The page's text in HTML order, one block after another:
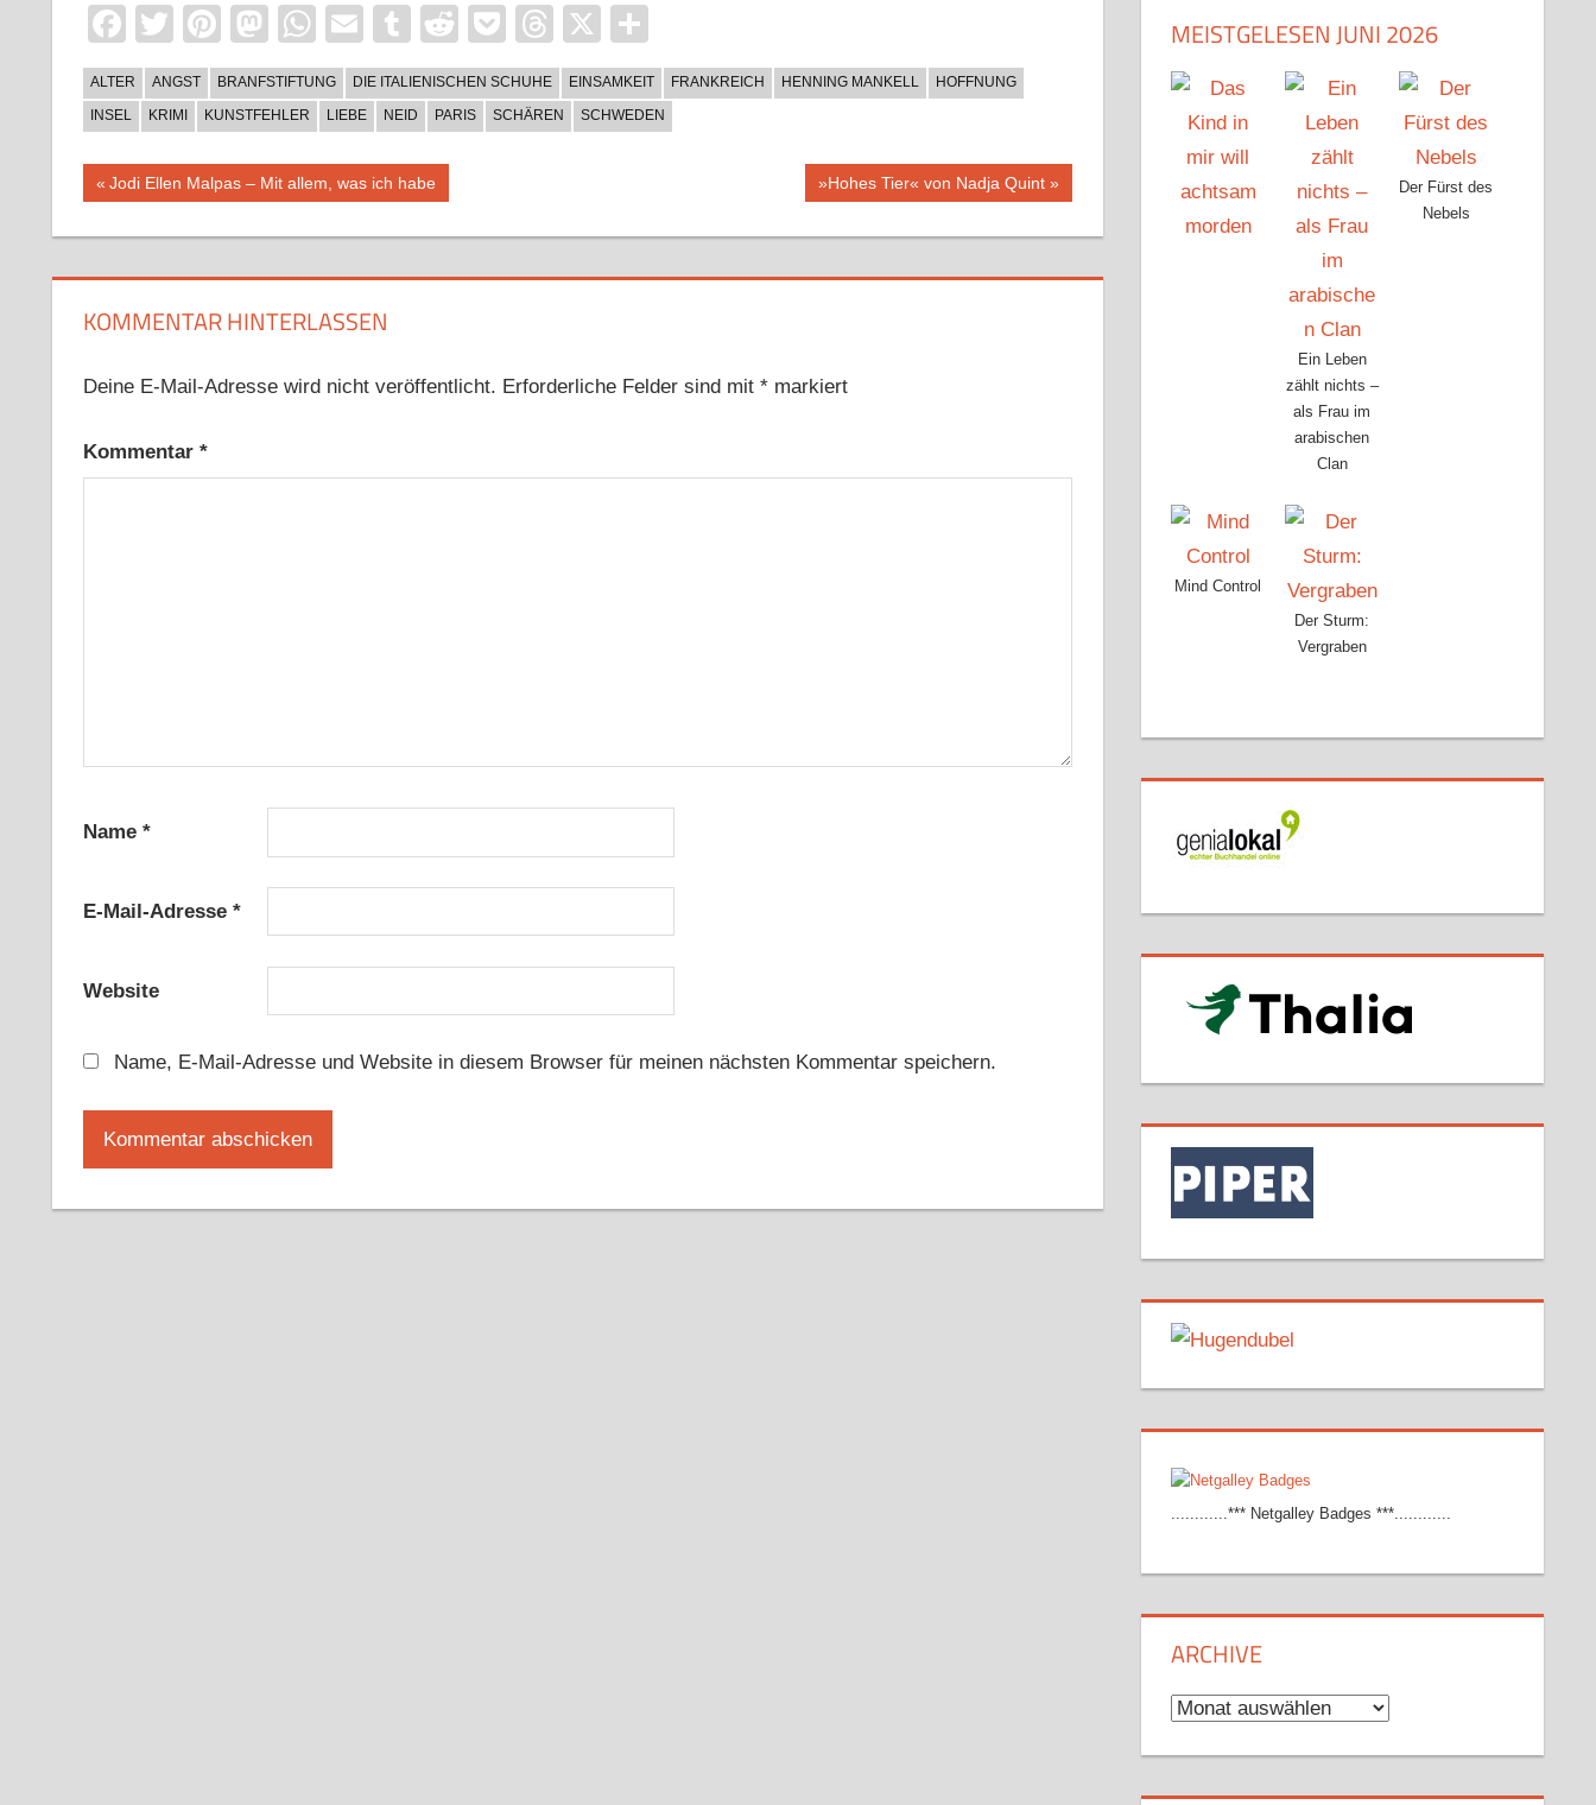
Facebook
TwitterPinterest
Mastodon
WhatsApp
EmailTumblr
RedditPocketThreads
X
ALTER ANGST BRANFSTIFTUNG DIE ITALIENISCHEN SCHUHE EINSAMKEIT FRANKREICH HENNING MANKELL
HOFFNUNG
INSEL
KRIMI KUNSTFEHLER LIEBE NEID PARIS SCHÄREN SCHWEDEN
Beitragsnavigation
Vorheriger
Jodi Ellen Malpas – Mit allem, was ich habe
Nächster
»Hohes Tier« von Nadja Quint
KOMMENTAR HINTERLASSEN
Deine E-Mail-Adresse wird nicht veröffentlicht. Erforderliche Felder sind mit *markiert
Kommentar *
Name *
E-Mail-Adresse *
Website
Name, E-Mail-Adresse und Website in diesem Browser für meinen nächsten Kommentar speichern.
MEISTGELESEN JUNI 2026
Ein Leben
zählt nichts –
als Frau im
arabischen
Clan
Der Fürst des
Nebels
Mind Control
Der Sturm:
Vergraben
............*** Netgalley Badges ***............
ARCHIVE
Archive